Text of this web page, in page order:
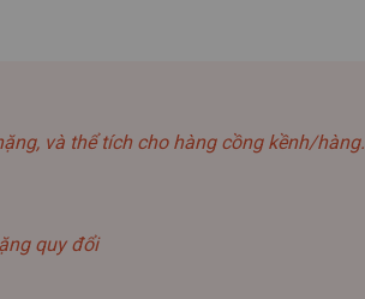
và thể tích cho hàng cồng kềnh/hàng.
quy đổi